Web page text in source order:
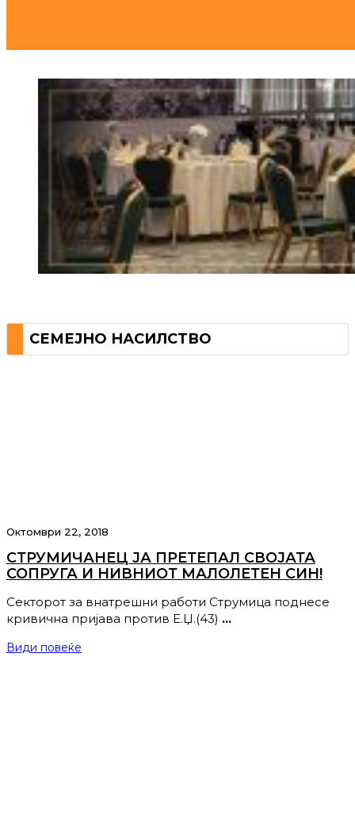
СЕМЕЈНО НАСИЛСТВО
Октомври 22, 2018
СТРУМИЧАНЕЦ ЈА ПРЕТЕПАЛ СВОЈАТА
СОПРУГА И НИВНИОТ МАЛОЛЕТЕН СИН!
Секторот за внатрешни работи Струмица поднесе
кривична пријава против Е.Џ.(43) …
Види повеќе